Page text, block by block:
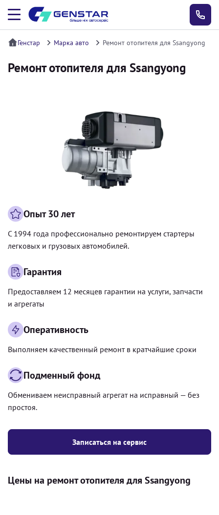
Генстар Марка авто Ремонт отопителя для Ssangyong
Ремонт отопителя для Ssangyong
Записаться на сервис
Опыт 30 лет
С 1994 года профессионально ремонтируем стартеры
легковых и грузовых автомобилей.
Гарантия
Предоставляем 12 месяцев гарантии на услуги, запчасти
и агрегаты
Оперативность
Выполняем качественный ремонт в кратчайшие сроки
Подменный фонд
Обмениваем неисправный агрегат на исправный — без
простоя.
Цены на ремонт отопителя для Ssangyong